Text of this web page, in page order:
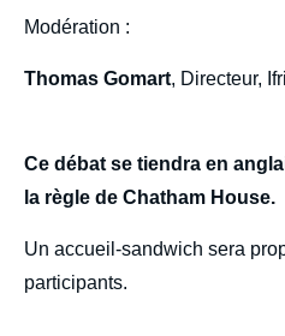
Modération :
Thomas Gomart, Directeur, Ifri
Ce débat se tiendra en
la règle de Chatham House.
Un accueil-sandwich sera
participants.